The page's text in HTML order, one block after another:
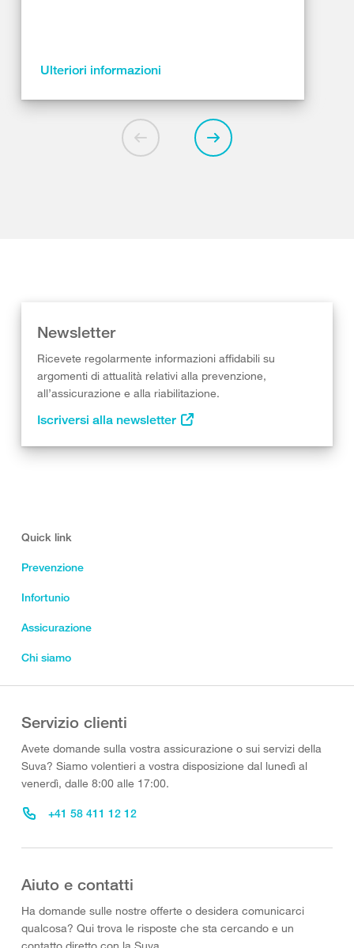
Ulteriori informazioni
Newsletter
Ricevete regolarmente informazioni affidabili su
argomenti di attualità relativi alla prevenzione,
all’assicurazione e alla riabilitazione.
Iscriversi alla newsletter
Quick link
Prevenzione
Infortunio
Assicurazione
Chi siamo
Servizio clienti
Avete domande sulla vostra assicurazione o sui servizi della
Suva? Siamo volentieri a vostra disposizione dal lunedì al
venerdì, dalle 8:00 alle 17:00.
+41 58 411 12 12
Aiuto e contatti
Ha domande sulle nostre offerte o desidera comunicarci
qualcosa? Qui trova le risposte che sta cercando e un